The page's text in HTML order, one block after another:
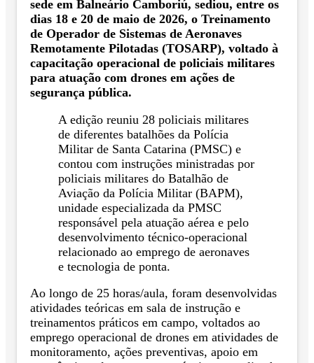
sede em Balneário Camboriú, sediou, entre os
dias 18 e 20 de maio de 2026, o Treinamento
de Operador de Sistemas de Aeronaves
Remotamente Pilotadas (TOSARP), voltado à
capacitação operacional de policiais militares
para atuação com drones em ações de
segurança pública.
A edição reuniu 28 policiais militares
de diferentes batalhões da Polícia
Militar de Santa Catarina (PMSC) e
contou com instruções ministradas por
policiais militares do Batalhão de
Aviação da Polícia Militar (BAPM),
unidade especializada da PMSC
responsável pela atuação aérea e pelo
desenvolvimento técnico-operacional
relacionado ao emprego de aeronaves
e tecnologia de ponta.
Ao longo de 25 horas/aula, foram desenvolvidas
atividades teóricas em sala de instrução e
treinamentos práticos em campo, voltados ao
emprego operacional de drones em atividades de
monitoramento, ações preventivas, apoio em